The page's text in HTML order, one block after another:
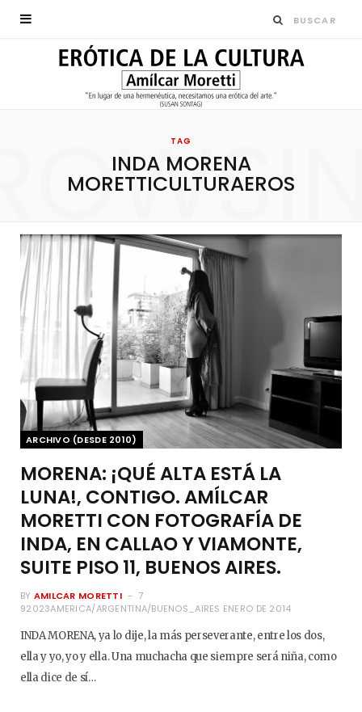
TAG
INDA MORENA
MORETTICULTURAEROS
ARCHIVO (DESDE 2010)
MORENA: ¡QUÉ ALTA ESTÁ LA
LUNA!, CONTIGO. AMÍLCAR
MORETTI CON FOTOGRAFÍA DE
INDA, EN CALLAO Y VIAMONTE,
SUITE PISO 11, BUENOS AIRES.
BY AMILCAR MORETTI
7
92023AMERICA/ARGENTINA/BUENOS_AIRES ENERO DE 2014
INDA MORENA, ya lo dije, la más perseverante, entre los dos,
ella y yo, yo y ella. Una muchacha que siempre será niña, como
ella dice de sí…